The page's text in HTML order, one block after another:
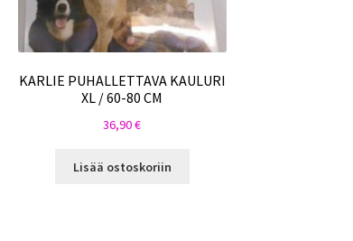
KARLIE PUHALLETTAVA KAULURI
XL / 60-80 CM
36,90€
Lisää ostoskoriin